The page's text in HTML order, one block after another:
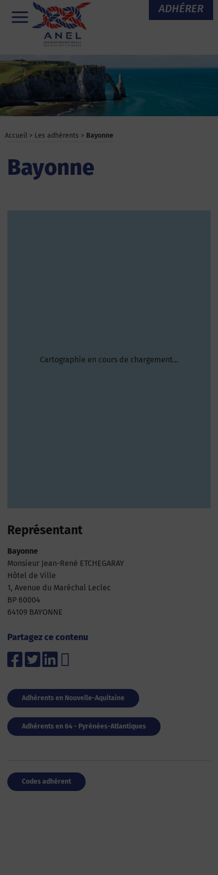
ADHÉRER
Menu
Accueil > Les adhérents > Bayonne
Bayonne
Cartographie en cours de chargement...
Représentant
Bayonne
Monsieur Jean-René ETCHEGARAY
Hôtel de Ville
1, Avenue du Maréchal Leclec
BP 60004
64109 BAYONNE
Partagez ce contenu
Adhérents en Nouvelle-Aquitaine
Adhérents en 64 - Pyrénées-Atlantiques
Codes adhérent